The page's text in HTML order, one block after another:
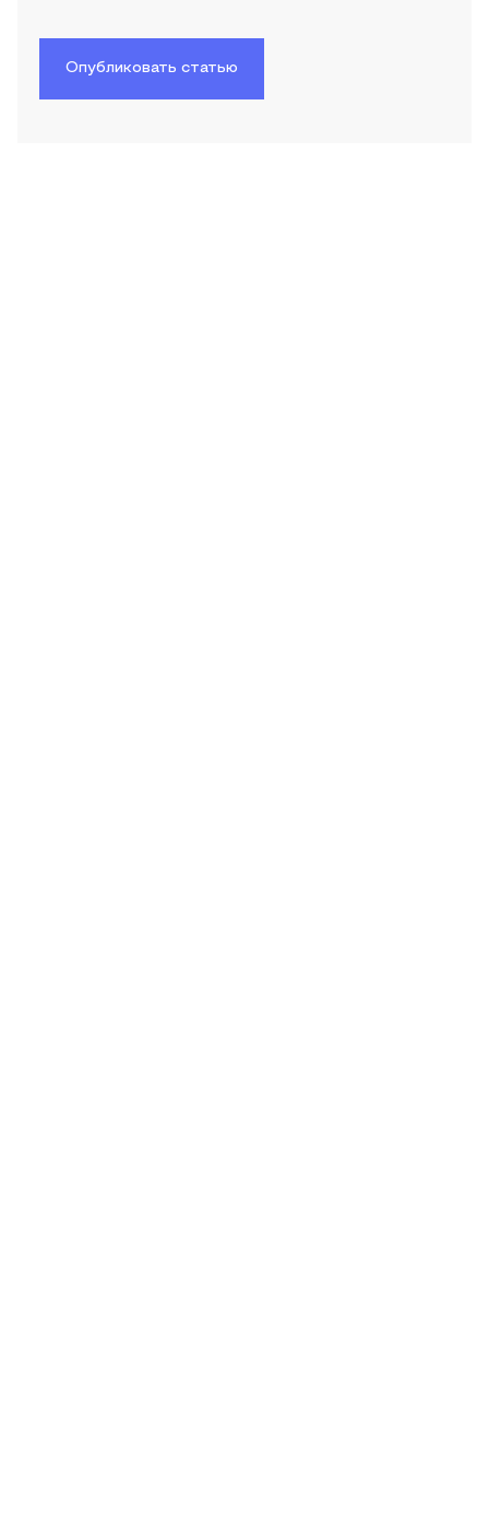
Опубликовать статью